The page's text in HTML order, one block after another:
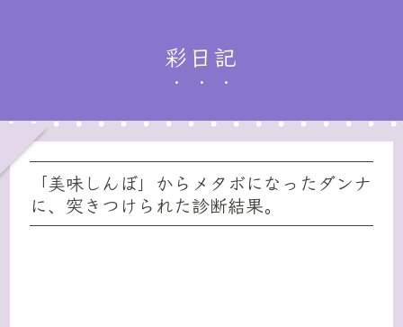
彩日記
「美味しんぼ」からメタボになったダンナ
に、突きつけられた診断結果。